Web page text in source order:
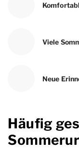
Viele
Neue
Häufig